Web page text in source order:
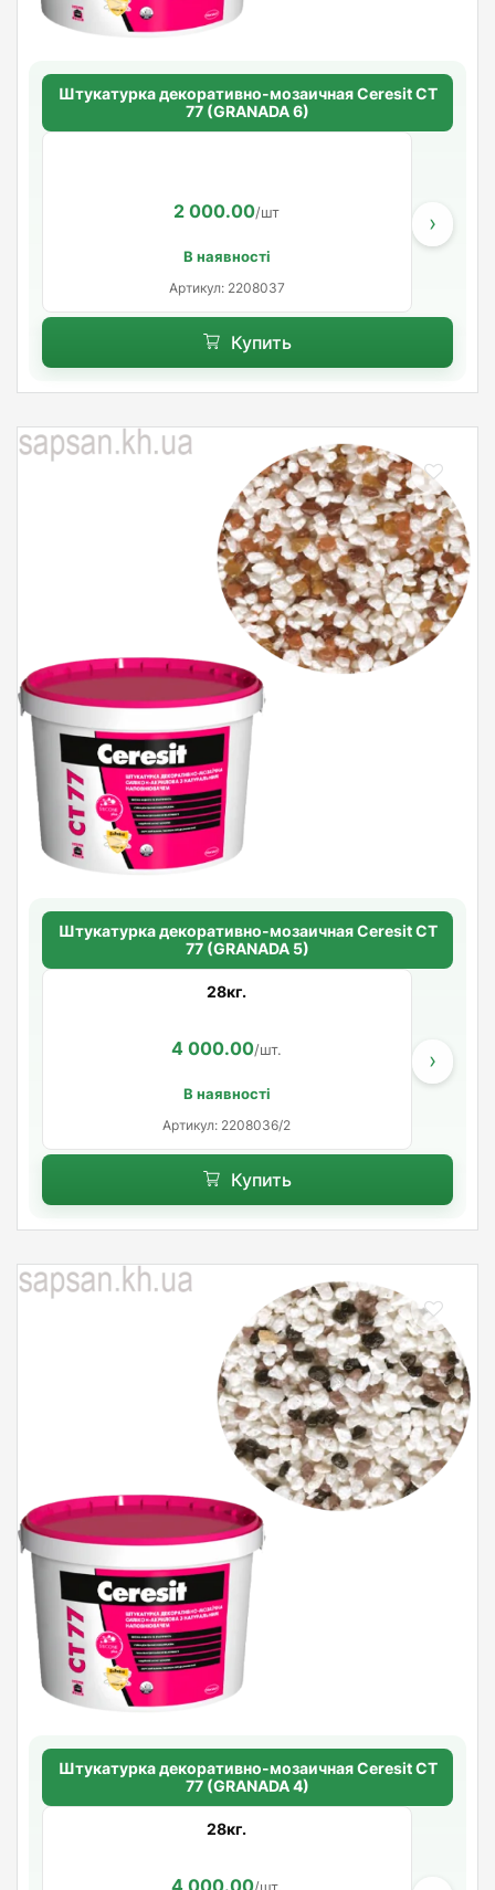
Штукатурка декоративно-мозаичная Ceresit CT
77 (GRANADA 6)
2 000.00/шт
В наявності
Артикул: 2208037
›
Купить
Штукатурка декоративно-мозаичная Ceresit CT
77 (GRANADA 5)
28кг.
4 000.00/шт.
В наявності
Артикул: 2208036/2
›
Купить
Штукатурка декоративно-мозаичная Ceresit CT
77 (GRANADA 4)
28кг.
4 000.00/шт.